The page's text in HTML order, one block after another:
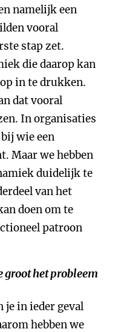
namelijk een
vooral
stap zet.
die daarop kan
in te drukken.
dat vooral
In organisaties
wie een
Maar we hebben
duidelijk te
van het
doen om te
patroon
het probleem
je in ieder geval
hebben we